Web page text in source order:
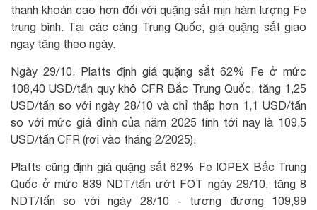
thanh khoản cao hơn đối với quặng sắt mịn hàm lượng Fe
trung bình. Tại các cảng Trung Quốc, giá quặng sắt giao
ngay tăng theo ngày.
Ngày 29/10, Platts định giá quặng sắt 62% Fe ở mức
108,40 USD/tấn quy khô CFR Bắc Trung Quốc, tăng 1,25
USD/tấn so với ngày 28/10 và chỉ thấp hơn 1,1 USD/tấn
so với mức giá đỉnh của năm 2025 tính tới nay là 109,5
USD/tấn CFR (rơi vào tháng 2/2025).
Platts cũng định giá quặng sắt 62% Fe IOPEX Bắc Trung
Quốc ở mức 839 NDT/tấn ướt FOT ngày 29/10, tăng 8
NDT/tấn so với ngày 28/10 - tương đương 109,99